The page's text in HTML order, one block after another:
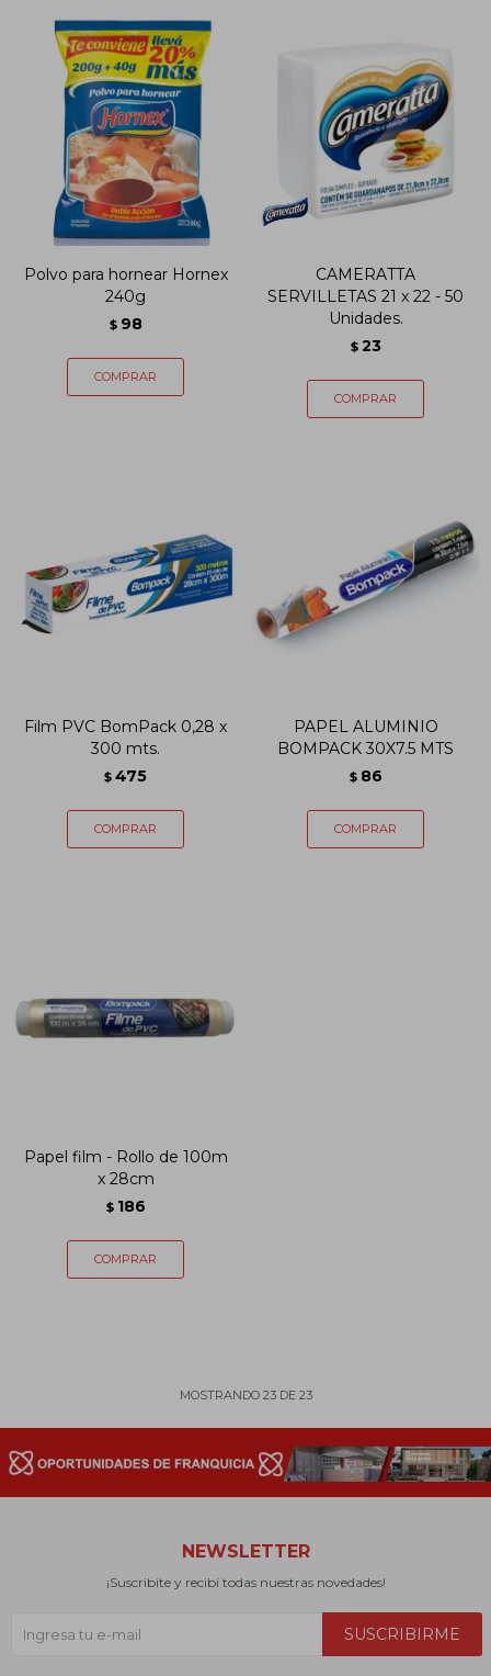
Polvo para hornear Hornex
240g
$ 98
CAMERATTA
SERVILLETAS 21 x 22 - 50
Unidades.
$ 23
Film PVC BomPack 0,28 x
300 mts.
$ 475
PAPEL ALUMINIO
BOMPACK 30X7.5 MTS
$ 86
Papel film - Rollo de 100m
x 28cm
$ 186
MOSTRANDO 23DE 23
NEWSLETTER
¡Suscribite y recibí todas nuestras novedades!
SUSCRIBIRME